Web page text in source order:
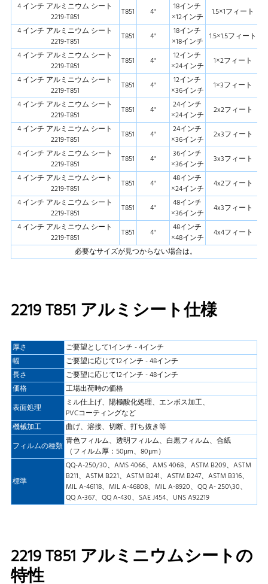
4 インチ アルミニウム シート
2219-T851
T851 4"
18インチ
×12インチ
1.5×1フィート
4 インチ アルミニウム シート
2219-T851
T851 4"
18インチ
×18インチ 1.5×1.5フィート
4 インチ アルミニウム シート
2219-T851
T851 4"
12インチ
×24インチ
1×2フィート
4 インチ アルミニウム シート
2219-T851
T851 4"
12インチ
×36インチ
1×3フィート
4 インチ アルミニウム シート
2219-T851
T851 4"
24インチ
×24インチ
2x2フィート
4 インチ アルミニウム シート
2219-T851
T851 4"
24インチ
×36インチ
2x3フィート
4 インチ アルミニウム シート
2219-T851
T851 4"
36インチ
×36インチ
3x3フィート
4 インチ アルミニウム シート
2219-T851
T851 4"
48インチ
×24インチ
4x2フィート
4 インチ アルミニウム シート
2219-T851
T851 4"
48インチ
×36インチ
4x3フィート
4 インチ アルミニウム シート
2219-T851
T851 4"
48インチ
×48インチ
4x4フィート
必要なサイズが見つからない場合は。
2219 T851 アルミシート仕様
厚さ
ご要望として1インチ - 4インチ
幅
ご要望に応じて12インチ - 48インチ
長さ
ご要望に応じて12インチ - 48インチ
価格
工場出荷時の価格
表面処理
ミル仕上げ、陽極酸化処理、エンボス加工、
PVCコーティングなど
機械加工
曲げ、溶接、切断、打ち抜き等
フィルムの種類 青色フィルム、透明フィルム、白黒フィルム、合紙
（フィルム厚：50μm、80μm）
標準
QQ-A-250/30、AMS 4066、AMS 4068、ASTM B209、ASTM
B211、ASTM B221、ASTM B241、ASTM B247、ASTM B316、
MIL A-46118、MIL A-46808、MIL A-8920、QQ A- 250\30、
QQ A-367、QQ A-430、SAE J454、UNS A92219
2219 T851 アルミニウムシートの
特性